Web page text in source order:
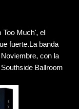
Too Much', el
fuerte.La banda
con la
Ballroom